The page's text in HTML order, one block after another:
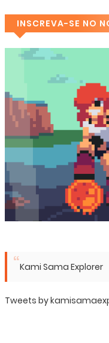
INSCREVA-SE NO
Kami Sama Explorer
Tweets by